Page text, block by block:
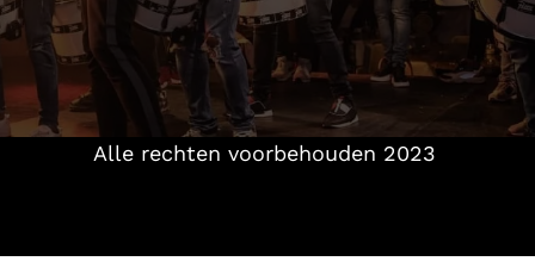
Alle rechten voorbehouden 2023